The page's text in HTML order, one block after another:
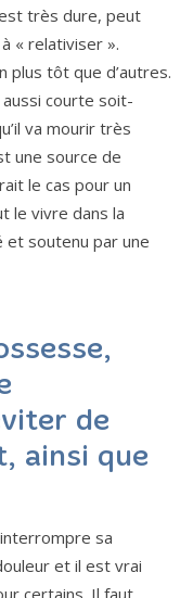
très dure, peut
« relativiser ».
plus tôt que d’autres.
courte soit-
va mourir très
une source de
le cas pour un
le vivre dans la
et soutenu par une
de
ainsi que
sa
et il est vrai